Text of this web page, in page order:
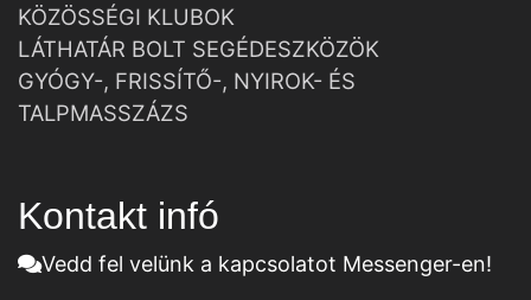
KÖZÖSSÉGI KLUBOK
LÁTHATÁR BOLT SEGÉDESZKÖZÖK
GYÓGY-, FRISSÍTŐ-, NYIROK- ÉS
TALPMASSZÁZS
Kontakt infó
Vedd fel velünk a kapcsolatot Messenger-en!